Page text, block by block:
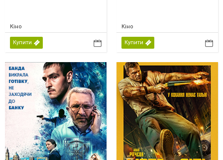
Кіно
Купити
Кіно
Купити